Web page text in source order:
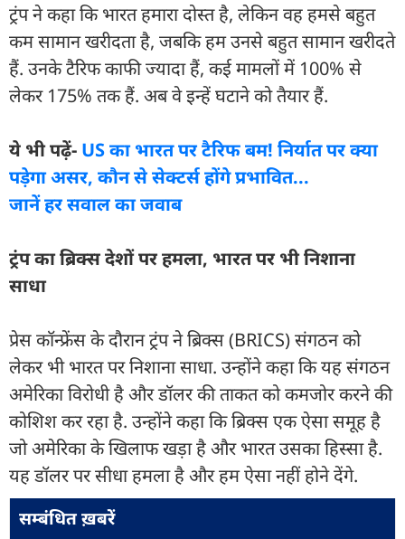
ट्रंप ने कहा कि भारत हमारा दोस्त है, लेकिन वह हमसे बहुत
कम सामान खरीदता है, जबकि हम उनसे बहुत सामान खरीदते
हैं. उनके टैरिफ काफी ज्यादा हैं, कई मामलों में 100% से
लेकर 175% तक हैं. अब वे इन्हें घटाने को तैयार हैं.
ये भी पढ़ें- US का भारत पर टैरिफ बम! निर्यात पर क्या
पड़ेगा असर, कौन से सेक्टर्स होंगे प्रभावित...
जानें हर सवाल का जवाब
ट्रंप का ब्रिक्स देशों पर हमला, भारत पर भी निशाना
साधा
प्रेस कॉन्फ्रेंस के दौरान ट्रंप ने ब्रिक्स (BRICS) संगठन को
लेकर भी भारत पर निशाना साधा. उन्होंने कहा कि यह संगठन
अमेरिका विरोधी है और डॉलर की ताकत को कमजोर करने की
कोशिश कर रहा है. उन्होंने कहा कि ब्रिक्स एक ऐसा समूह है
जो अमेरिका के खिलाफ खड़ा है और भारत उसका हिस्सा है.
यह डॉलर पर सीधा हमला है और हम ऐसा नहीं होने देंगे.
सम्बंधित ख़बरें